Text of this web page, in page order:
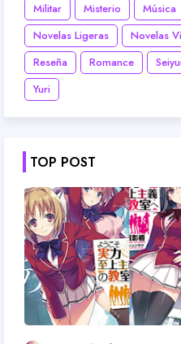
Militar
Misterio Música
Novelas Ligeras
Novelas
Reseña
Romance
Yuri
TOP POST